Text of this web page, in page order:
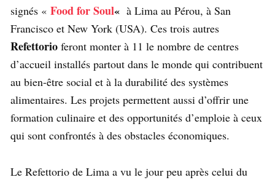
signés « Food for Soul« à Lima au Pérou, à San
Francisco et New York (USA). Ces trois autres
Refettorio feront monter à 11 le nombre de centres
d’accueil installés partout dans le monde qui contribuent
au bien-être social et à la durabilité des systèmes
alimentaires. Les projets permettent aussi d’offrir une
formation culinaire et des opportunités d’emploie à ceux
qui sont confrontés à des obstacles économiques.
Le Refettorio de Lima a vu le jour peu après celui du